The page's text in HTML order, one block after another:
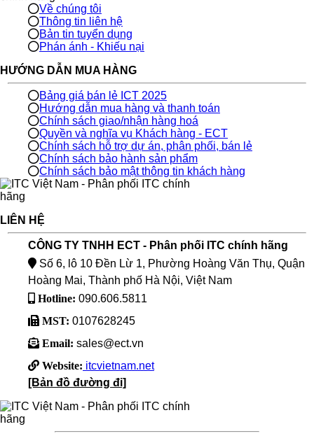
Về chúng tôi
Thông tin liên hệ
Bản tin tuyển dụng
Phán ánh - Khiếu nại
HƯỚNG DẪN MUA HÀNG
Bảng giá bán lẻ ICT 2025
Hướng dẫn mua hàng và thanh toán
Chính sách giao/nhận hàng hoá
Quyền và nghĩa vụ Khách hàng - ECT
Chính sách hỗ trợ dự án, phân phối, bán lẻ
Chính sách bảo hành sản phẩm
Chính sách bảo mật thông tin khách hàng
LIÊN HỆ
CÔNG TY TNHH ECT - Phân phối ITC chính hãng
Số 6, lô 10 Đền Lừ 1, Phường Hoàng Văn Thụ, Quận
Hoàng Mai, Thành phố Hà Nội, Việt Nam
Hotline: 090.606.5811
MST: 0107628245
Email: sales@ect.vn
Website: itcvietnam.net
[Bản đồ đường đi]